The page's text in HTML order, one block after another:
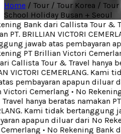
Home / Tour / Tour Korea / Tour
School Holiday Busan + Seoul
Bank dari Callista Tour &
PT. BRILLIAN VICTORI
jawab atas pembayaran
PT Brillian Victori
Callista Tour & Travel hanya
VICTORI CEMERLANG. Kami
pembayaran apapun diluar
Cemerlang• No
hanya beratas namakan PT.
Kami tidak bertanggung
apapun diluar dari No
• No Rekening Bank